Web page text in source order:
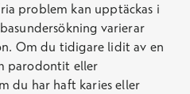
problem kan upptäckas i
varierar
Om du tidigare lidit av en
parodontit eller
du har haft karies eller